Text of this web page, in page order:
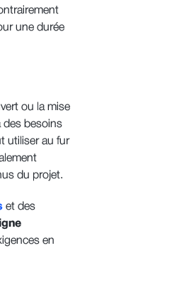
une durée
ou la mise
des besoins
utiliser au fur
du projet.
et des
en